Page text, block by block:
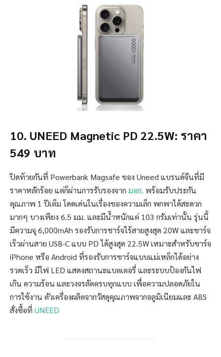
10. UNEED Magnetic PD 22.5W: ราคา
549 บาท
ปิดท้ายกันที่ Powerbank Magsafe ของ Uneed แบรนด์จีนที่มี
ราคาหลักร้อย แต่ก็ผ่านการรับรองจาก มอก. พร้อมรับประกัน
คุณภาพ 1 ปีเต็ม โดดเด่นในเรื่องของความเล็ก พกพาได้สะดวก
มากๆ บางเพียง 6.5 มม. และมีน้ำหนักแค่ 103 กรัมเท่านั้น รุ่นนี้
มีความจุ 6,000mAh รองรับการชาร์จไร้สายสูงสุด 20W และชาร์จ
เร็วผ่านสาย USB-C แบบ PD ได้สูงสุด 22.5W เหมาะสำหรับชาร์จ
iPhone หรือ Android ที่รองรับการชาร์จแบบแม่เหล็กได้อย่าง
รวดเร็ว มีไฟ LED แสดงสถานะแบตเตอรี่ และระบบป้องกันไฟ
เกิน ความร้อน และวงจรลัดครบทุกแบบ เพื่อความปลอดภัยใน
การใช้งาน ตัวเครื่องผลิตจากวัสดุคุณภาพจากอลูมิเนียมและ ABS
สั่งซื้อที่ UNEED